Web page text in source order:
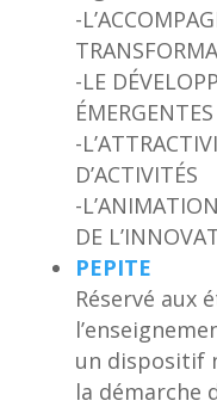
-
-LE
ÉMERGENTES
-
D’ACTIVITÉS
-
DE
PEPITE
Réservé aux
un dispositif
la démarche